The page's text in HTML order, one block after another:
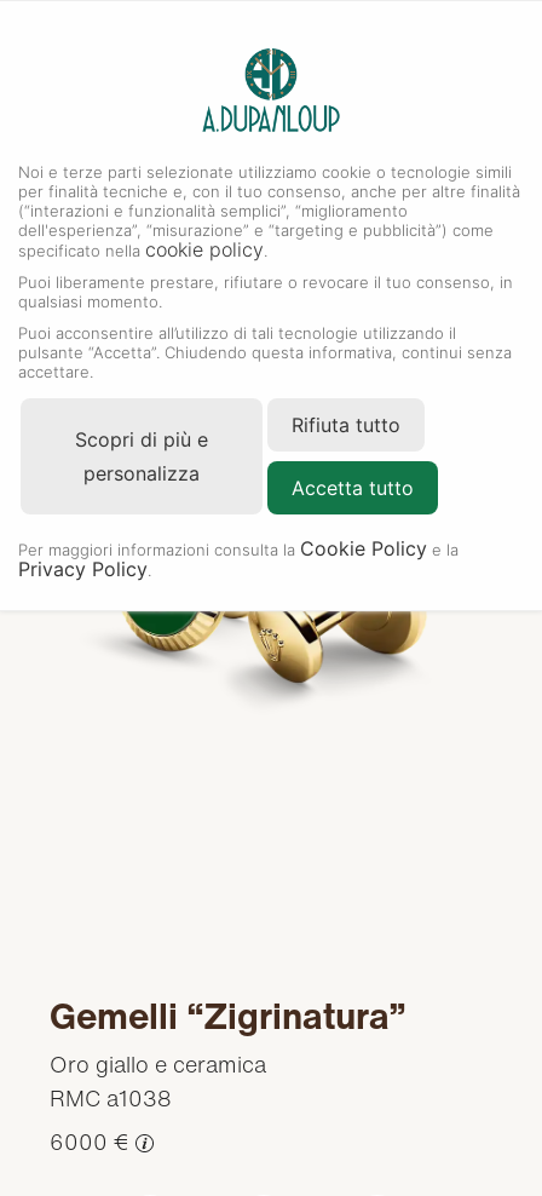
Accessori Rolex
Gemelli “Zigrinatura”
Oro giallo e ceramica
RMC a1038
6000 €
Noi e terze parti selezionate utilizziamo cookie o tecnologie simili
per finalità tecniche e, con il tuo consenso, anche per altre finalità
(“interazioni e funzionalità semplici”, “miglioramento
dell'esperienza”, “misurazione” e “targeting e pubblicità”) come
specificato nella cookie policy
Puoi liberamente prestare, rifiutare o revocare il tuo consenso, in
qualsiasi momento.
Puoi acconsentire all’utilizzo di tali tecnologie utilizzando il
pulsante “Accetta”. Chiudendo questa informativa, continui senza
accettare.
Scopri di più e
personalizza
Rifiuta tutto
Accetta tutto
Per maggiori informazioni consulta la Cookie Policy e la
Privacy Policy